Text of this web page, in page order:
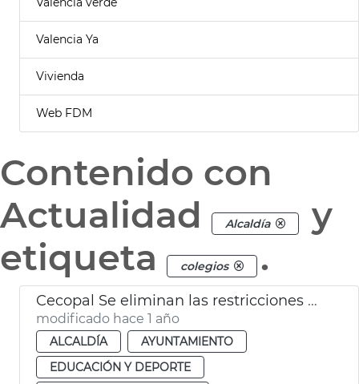
Valencia Ya
Vivienda
Web FDM
Contenido con
Actualidad
Alcaldía
y
etiqueta
colegios .
Cecopal Se eliminan las restricciones València
modificado hace 1 año
ALCALDÍA
AYUNTAMIENTO
EDUCACIÓN Y DEPORTE